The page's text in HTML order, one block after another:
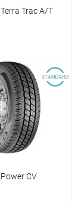
Terra Trac A/T
Power CV